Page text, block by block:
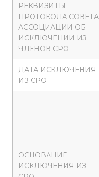
РЕКВИЗИТЫ
ПРОТОКОЛА СОВЕТА
АССОЦИАЦИИ ОБ
ИСКЛЮЧЕНИИ ИЗ
ЧЛЕНОВ СРО
ДАТА ИСКЛЮЧЕНИЯ
ИЗ СРО
ОСНОВАНИЕ
ИСКЛЮЧЕНИЯ ИЗ